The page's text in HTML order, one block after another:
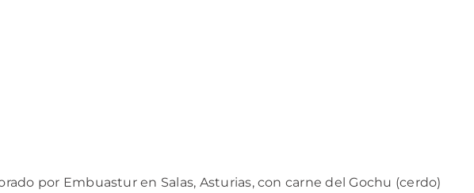
por Embuastur en Salas, Asturias, con carne del Gochu (cerdo)